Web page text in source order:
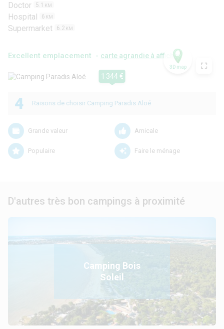
Doctor 5.1 KM
Hospital 6 KM
Supermarket 6.2 KM
Excellent emplacement - carte agrandie à afficher
1 344 €
3D map
4 Raisons de choisir Camping Paradis Aloé
Grande valeur Amicale
Populaire Faire le ménage
D'autres très bon campings à proximité
Camping Bois
Soleil